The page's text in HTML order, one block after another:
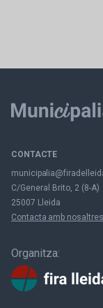
CONTACTE
C/General Brito, 2 (8-A)
25007 Lleida
Contacta amb nosaltres
Organitza: